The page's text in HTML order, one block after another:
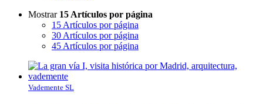
Mostrar 15 Artículos por página
15 Artículos por página
30 Artículos por página
45 Artículos por página
Vademente SL